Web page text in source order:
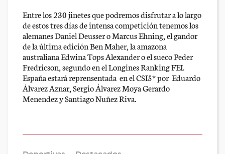
Entre los 230 jinetes que podremos disfrutar a lo largo
de estos tres días de intensa competición tenemos los
alemanes Daniel Deusser o Marcus Ehning, el gandor
de la última edición Ben Maher, la amazona
australiana Edwina Tops Alexander o el sueco Peder
Fredricson, segundo en el Longines Ranking FEI.
España estará reprensentada en el CSI5* por Eduardo
Álvarez Aznar, Sergio Álvarez Moya Gerardo
Menendez y Santiago Nuñez Riva.